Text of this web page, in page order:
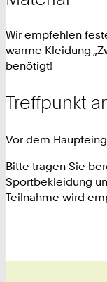
Wir empfehlen
warme Kleidung
benötigt!
Treffpunkt
Vor dem
Bitte tragen Sie
Sportbekleidung
Teilnahme wird